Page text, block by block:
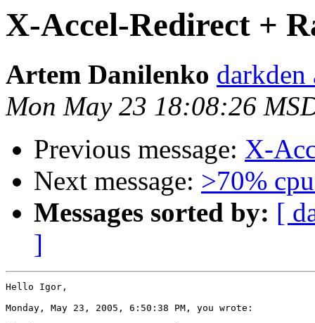
X-Accel-Redirect +
Artem Danilenko
Mon May 23 18:08:26
Previous message: X-
Next message: >70%
Messages sorted by: [
]
Hello Igor,
Monday, May 23, 2005, 6:50:38 PM, you wrote: